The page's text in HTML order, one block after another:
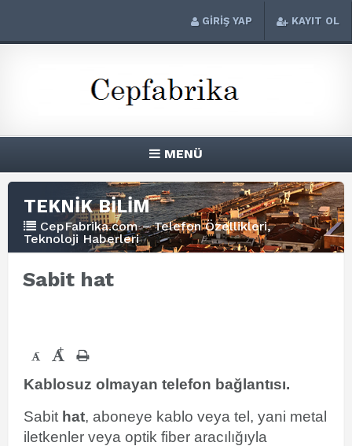
GİRİŞ YAP KAYIT OL
MENÜ
TEKNİK BİLİM
CepFabrika.com – Telefon Özellikleri,
Teknoloji Haberleri
Sabit hat
- +
Kablosuz olmayan telefon bağlantısı.
Sabit hat, aboneye kablo veya tel, yani metal
iletkenler veya optik fiber aracılığıyla